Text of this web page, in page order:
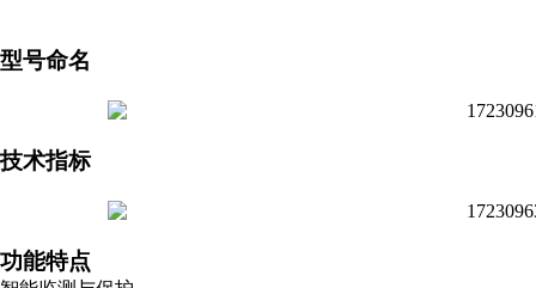
型号命名
技术指标
功能特点